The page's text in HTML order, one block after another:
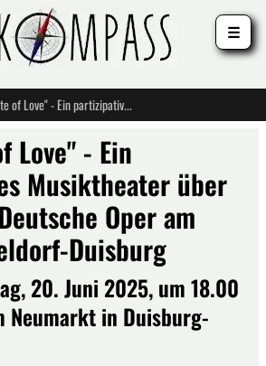
"The Taste of Love" - Ein partizipatives Musiktheater über die Liebe - Deutsche Oper am Rhein Düsseldorf-Duisburg
Love" - Ein
Musiktheater über
Oper am
Duisburg
20. Juni 2025, um 18.00
Neumarkt in Duisburg-
☰